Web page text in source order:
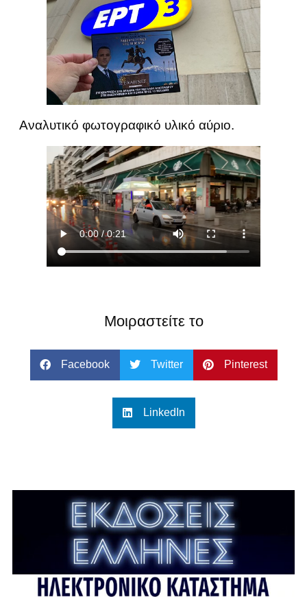
Αναλυτικό φωτογραφικό υλικό αύριο.
Μοιραστείτε το
Facebook Twitter Pinterest
LinkedIn